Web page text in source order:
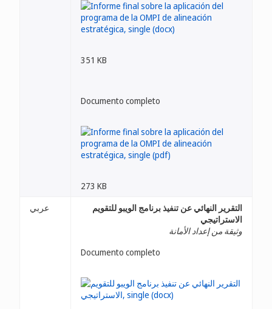
351 KB
Documento completo
273 KB
عربي
التقرير النهائي عن تنفيذ برنامج الويبو للتقويم
الاستراتيجي
وثيقة من إعداد الأمانة
Documento completo